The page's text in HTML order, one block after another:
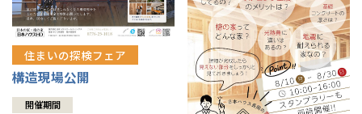
住まいの探検フェア
構造現場公開
開催期間